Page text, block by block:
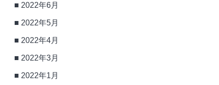
2022年6月
2022年5月
2022年4月
2022年3月
2022年1月